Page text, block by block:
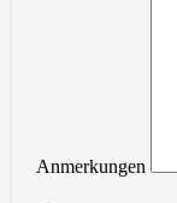
Anmerkungen